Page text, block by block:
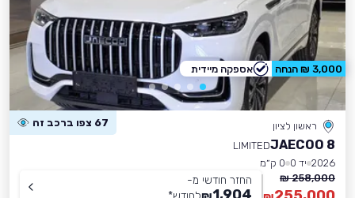
ראשון לציון 67 צפו ברכב זה
JAECOO 8
LIMITED
2026 יד 0
0 ק״מ
258,000 ₪
החזר חודשי מ-
3,000 ₪ הנחה אספקה מיידית